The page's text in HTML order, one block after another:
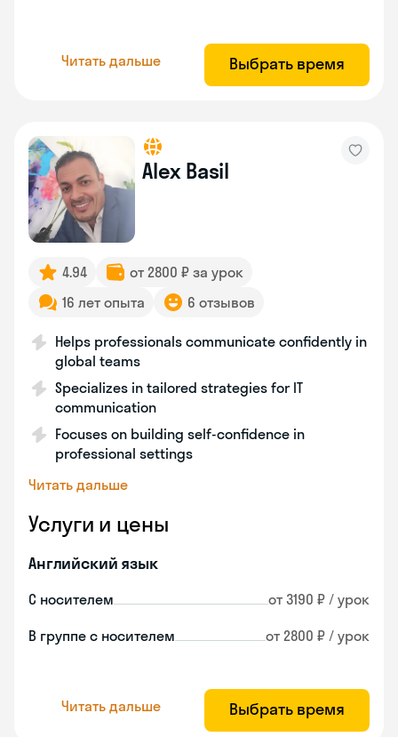
Читать дальше Выбрать время
Alex Basil
4.94
от 2800 ₽ за урок
16 лет опыта
6 отзывов
Helps professionals communicate confidently in
global teams
Specializes in tailored strategies for IT
communication
Focuses on building self-confidence in
professional settings
Читать дальше
Услуги и цены
Английский язык
С носителем от 3190 ₽ / урок
В группе с носителем от 2800 ₽ / урок
Читать дальше Выбрать время